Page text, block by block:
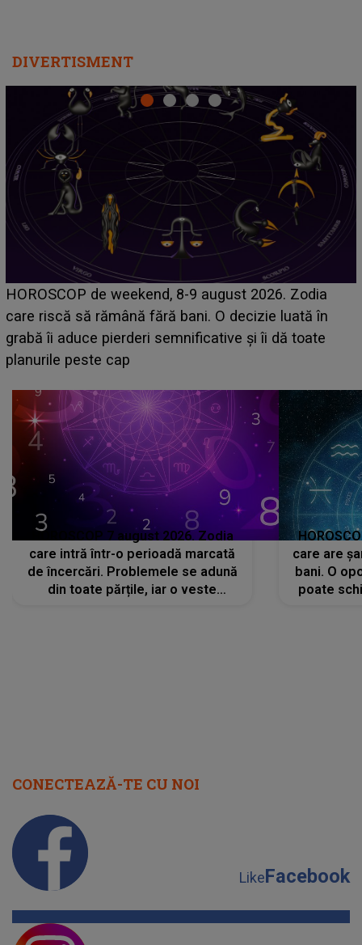
DIVERTISMENT
Emanuel a ținut ACEST DETALIU ASCUNS până
acum! În fața Alexandrei, concurentul din Casa Iubirii
face o MĂRTURISIRE NEAȘTEPTATĂ despre mama
sa: "I-am spus și ei în față, eu nu te iubesc pentru
HOROSCOP 7 august 2026. Zodia
care intră într-o perioadă marcată
de încercări. Problemele se adună
din toate părțile, iar o veste
care are
bani. O
poate
CONECTEAZĂ-TE CU NOI
LikeFacebook